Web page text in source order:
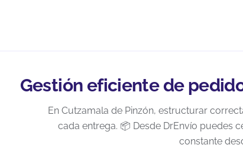
Gestión eficiente de
En Cutzamala de Pinzón, estructurar
cada entrega. 📦 Desde DrEnvío puedes
constante